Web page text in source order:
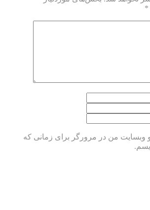
*
و وبسایت من در مرورگر برای زمانی که